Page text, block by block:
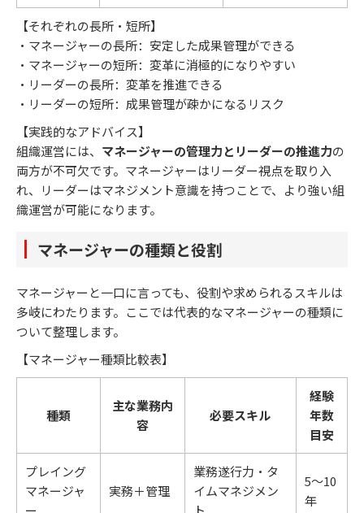
【それぞれの長所・短所】
・マネージャーの長所：安定した成果管理ができる
・マネージャーの短所：変革に消極的になりやすい
・リーダーの長所：変革を推進できる
・リーダーの短所：成果管理が疎かになるリスク
【実践的なアドバイス】
組織運営には、 マネージャーの管理力とリーダーの推進力の
両方が不可欠です。マネージャーはリーダー視点を取り入
れ、リーダーはマネジメント意識を持つことで、より強い組
織運営が可能になります。
マネージャーの種類と役割
マネージャーと一口に言っても、役割や求められるスキルは
多岐にわたります。ここでは代表的なマネージャーの種類に
ついて整理します。
【マネージャー種類比較表】
種類
主な業務内
容
必要スキル
経験
年数
目安
プレイング
マネージャ
実務＋管理
業務遂行力・タ
イムマネジメン
5～10
年